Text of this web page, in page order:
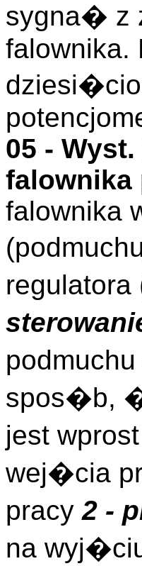
sygna� z
falownika.
05 -
falownika
falownika
spos�b,
jest
wej�cia
pracy2 -
na